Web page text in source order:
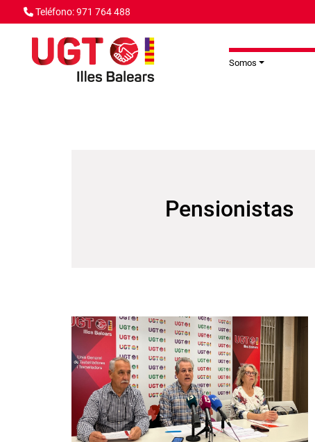
Pasar al contenido principal
Teléfono: 971 764 488
Somos
Pensionistas